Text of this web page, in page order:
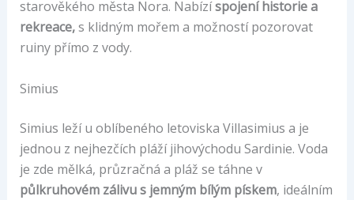
starověkého města Nora. Nabízíspojení historie a
rekreace,s klidným mořem a možností pozorovat
ruiny přímo z vody.
Simius
Simius leží u oblíbeného letoviska Villasimius a je
jednou z nejhezčích pláží jihovýchodu Sardinie. Voda
je zde mělká, průzračná a pláž se táhne v
půlkruhovém zálivu s jemným bílým pískem, ideálním